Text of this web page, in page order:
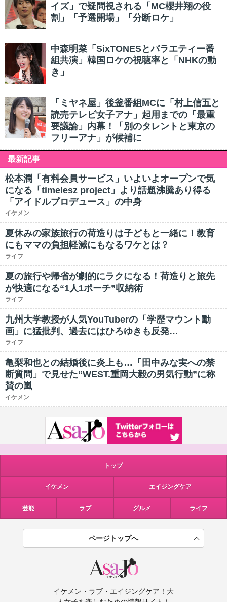
イズ」で疑問視される「MC櫻井翔の役
割」「予選開場」「分断ロケ」
中森明菜「SixTONESとバラエティー番
組共演」韓国ロケの視聴率と「NHKの動
き」
「ミヤネ屋」後釜番組MCに「村上信五と
読売テレビ女子アナ」起用までの「最重
要議論」内幕！「別のタレントと東京の
フリーアナ」が候補に
最新記事
松本潤「有料会員サービス」いよいよオープンで気
になる「timelesz project」より話題沸騰あり得る
「アイドルプロデュース」の中身
イケメン
夏休みの家族旅行の荷造りは子どもと一緒に！教育
にもママの負担軽減にもなるワケとは？
ライフ
夏の旅行や帰省が劇的にラクになる！荷造りと旅先
が快適になる“1人1ポーチ”収納術
ライフ
九州大学教授が人気YouTuberの「学歴マウント動
画」に猛批判、過去にはひろゆきも反発…
ライフ
亀梨和也との結婚後に炎上も…「田中みな実への禁
断質問」で見せた“WEST.重岡大毅の男気行動”に称
賛の嵐
イケメン
トップ
イケメン エイジングケア
芸能 ラブ グルメ ライフ
ページトップへ
イケメン・ラブ・エイジングケア！大